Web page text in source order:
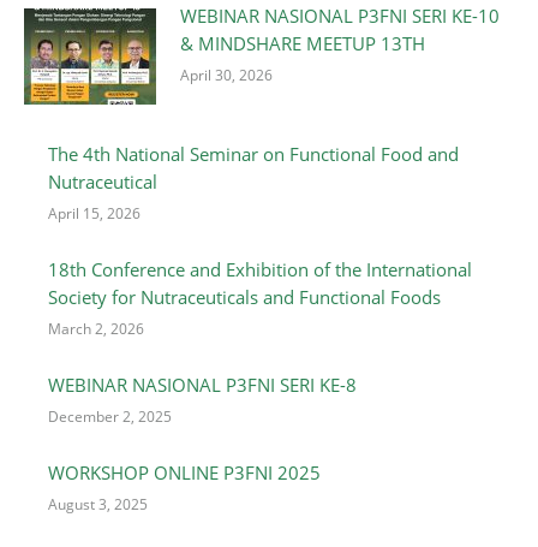
WEBINAR NASIONAL P3FNI SERI KE-10
& MINDSHARE MEETUP 13TH
April 30, 2026
The 4th National Seminar on Functional Food and
Nutraceutical
April 15, 2026
18th Conference and Exhibition of the International
Society for Nutraceuticals and Functional Foods
March 2, 2026
WEBINAR NASIONAL P3FNI SERI KE-8
December 2, 2025
WORKSHOP ONLINE P3FNI 2025
August 3, 2025